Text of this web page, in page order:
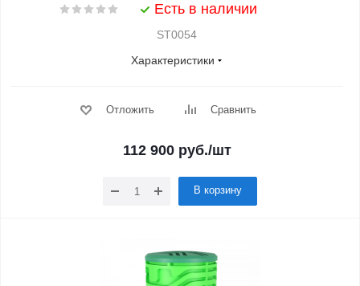
Есть в наличии
ST0054
Характеристики
Отложить Сравнить
112 900 руб./шт
В корзину